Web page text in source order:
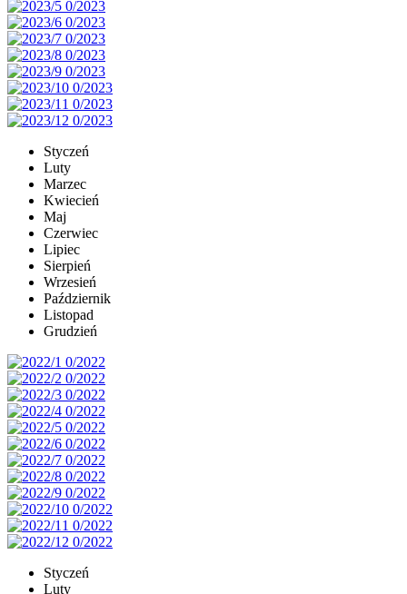
Styczeń
Luty
Marzec
Kwiecień
Maj
Czerwiec
Lipiec
Sierpień
Wrzesień
Październik
Listopad
Grudzień
Styczeń
Luty